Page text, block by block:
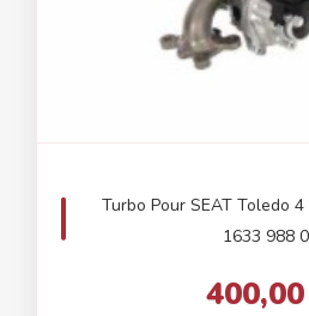
Turbo Pour SEAT Toledo
1633 988